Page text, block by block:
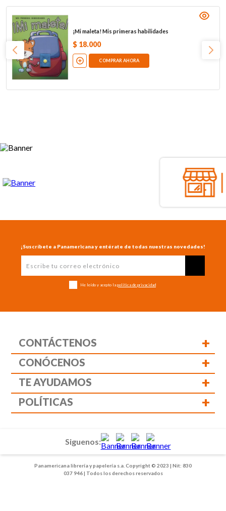
¡Mi maleta! Mis primeras habilidades
$ 18.000
COMPRAR AHORA
¡Suscríbete a Panamericana y entérate de todas nuestras novedades!
He leído y acepto la política de privacidad
CONTÁCTENOS +
CONÓCENOS +
TE AYUDAMOS +
POLÍTICAS +
Panamericana librería y papelería s.a. Copyright © 2023 | Nit: 830
037 946 | Todos los derechos reservados
Siguenos: